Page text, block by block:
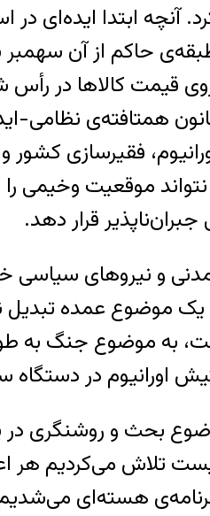
آنچه ابتدا
حاکم از آن
قیمت‌ کالاها در
همتافته‌ی نظامی-
فقیرسازی
موقعیت وخیمی
قرار دهد.
و نیروهای
یک موضوع عمده
موضوع جنگ به
در دستگاه
بحث و روشنگری
تلاش می‌کردیم هر
هسته‌ای